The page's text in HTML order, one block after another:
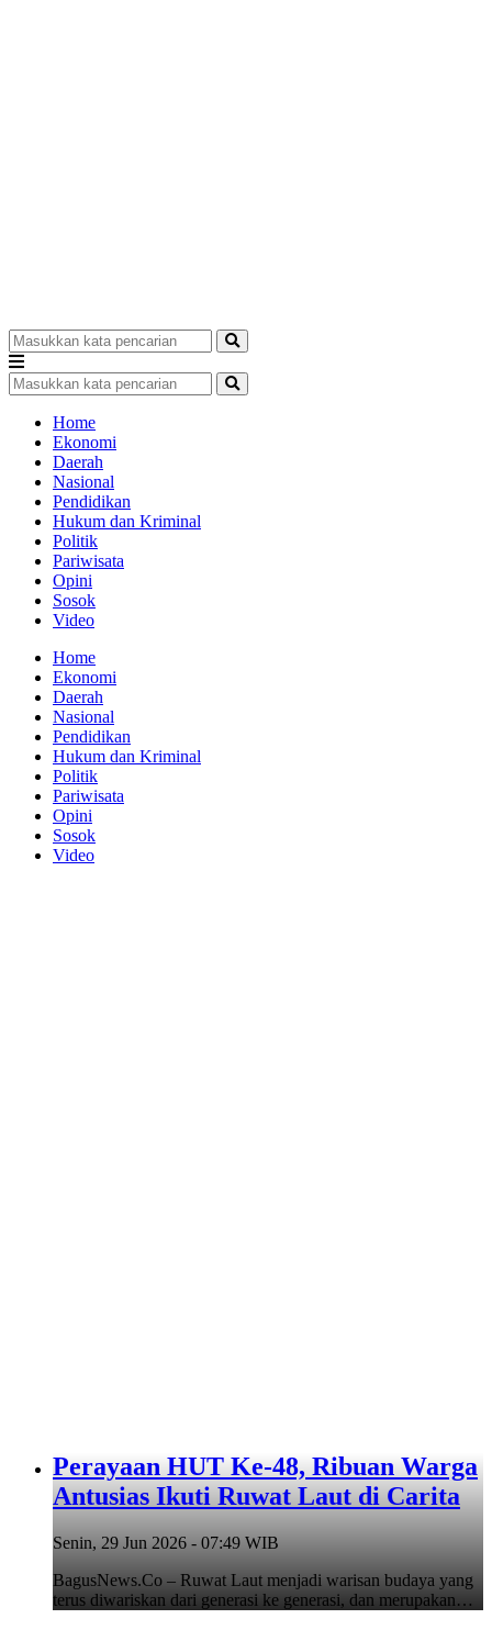
Home
Ekonomi
Daerah
Nasional
Pendidikan
Hukum dan Kriminal
Politik
Pariwisata
Opini
Sosok
Video
Home
Ekonomi
Daerah
Nasional
Pendidikan
Hukum dan Kriminal
Politik
Pariwisata
Opini
Sosok
Video
Perayaan HUT Ke-48, Ribuan Warga
Antusias Ikuti Ruwat Laut di Carita
Senin, 29 Jun 2026 - 07:49 WIB
BagusNews.Co – Ruwat Laut menjadi warisan budaya yang
terus diwariskan dari generasi ke generasi, dan merupakan…